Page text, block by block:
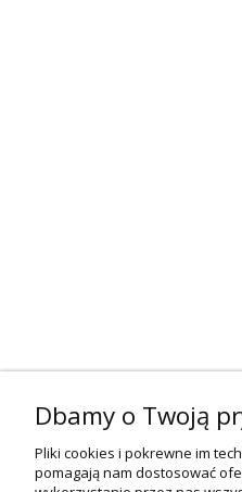
Dbamy o Twoją
Pliki cookies i pokrewne im
pomagają nam dostosować